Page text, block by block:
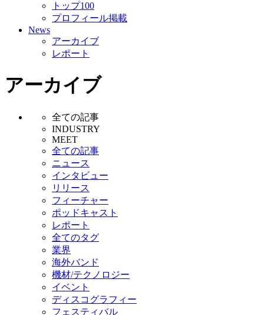
トップ100
プロフィール掲載
News
アーカイブ
レポート
アーカイブ
全ての記事
INDUSTRY
MEET
全ての記事
ニュース
インタビュー
リリース
フィーチャー
ポッドキャスト
レポート
全てのタグ
業界
海外バンド
機材/テクノロジー
イベント
ディスコグラフィー
フェスティバル